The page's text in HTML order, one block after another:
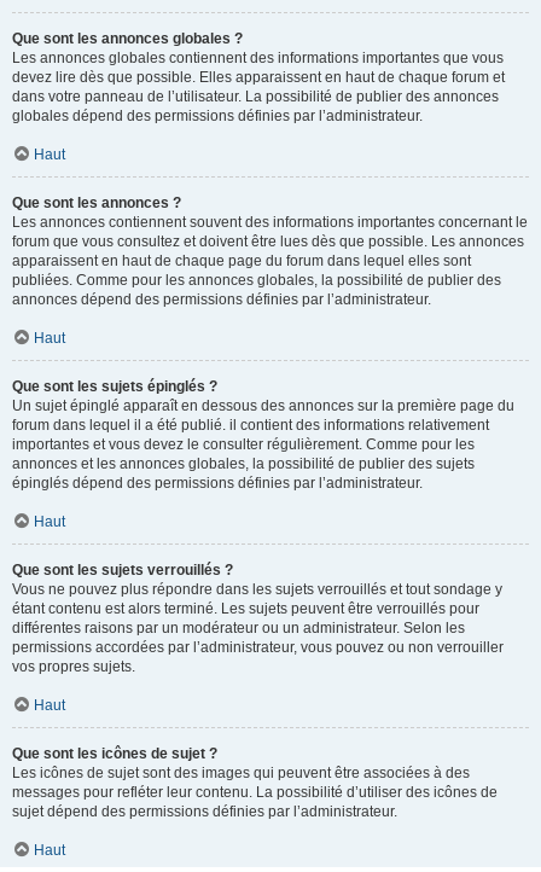
Que sont les annonces globales ?
Les annonces globales contiennent des informations importantes que vous
devez lire dès que possible. Elles apparaissent en haut de chaque forum et
dans votre panneau de l’utilisateur. La possibilité de publier des annonces
globales dépend des permissions définies par l’administrateur.
Haut
Que sont les annonces ?
Les annonces contiennent souvent des informations importantes concernant le
forum que vous consultez et doivent être lues dès que possible. Les annonces
apparaissent en haut de chaque page du forum dans lequel elles sont
publiées. Comme pour les annonces globales, la possibilité de publier des
annonces dépend des permissions définies par l’administrateur.
Haut
Que sont les sujets épinglés ?
Un sujet épinglé apparaît en dessous des annonces sur la première page du
forum dans lequel il a été publié. il contient des informations relativement
importantes et vous devez le consulter régulièrement. Comme pour les
annonces et les annonces globales, la possibilité de publier des sujets
épinglés dépend des permissions définies par l’administrateur.
Haut
Que sont les sujets verrouillés ?
Vous ne pouvez plus répondre dans les sujets verrouillés et tout sondage y
étant contenu est alors terminé. Les sujets peuvent être verrouillés pour
différentes raisons par un modérateur ou un administrateur. Selon les
permissions accordées par l’administrateur, vous pouvez ou non verrouiller
vos propres sujets.
Haut
Que sont les icônes de sujet ?
Les icônes de sujet sont des images qui peuvent être associées à des
messages pour refléter leur contenu. La possibilité d’utiliser des icônes de
sujet dépend des permissions définies par l’administrateur.
Haut